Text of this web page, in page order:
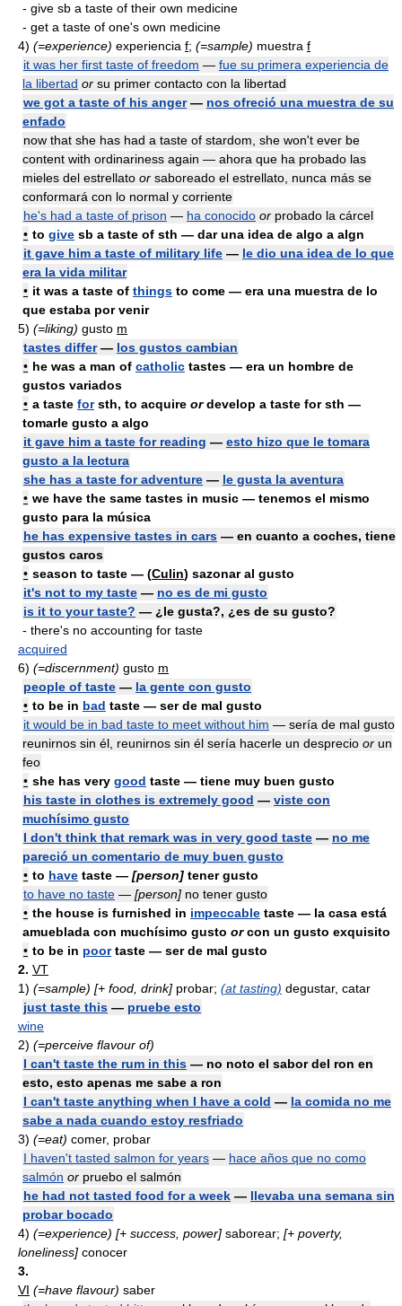
- give sb a taste of their own medicine
- get a taste of one's own medicine
4) (=experience) experiencia f; (=sample) muestra f
it was her first taste of freedom — fue su primera experiencia de
la libertad or su primer contacto con la libertad
we got a taste of his anger— nos ofreció una muestra de su
enfado
now that she has had a taste of stardom, she won't ever be
content with ordinariness again — ahora que ha probado las
mieles del estrellato or saboreado el estrellato, nunca más se
conformará con lo normal y corriente
he's had a taste of prison — ha conocido or probado la cárcel
• to give sb a taste of sth — dar una idea de algo a algn
it gave him a taste of military life — le dio una idea de lo que
era la vida militar
• it was a taste of things to come — era una muestra de lo
que estaba por venir
5) (=liking) gusto m
tastes differ— los gustos cambian
• he was a man of catholic tastes — era un hombre de
gustos variados
• a taste forsth, to acquire ordevelop a taste for sth —
tomarle gusto a algo
it gave him a taste for reading — esto hizo que le tomara
gusto a la lectura
she has a taste for adventure — le gusta la aventura
• we have the same tastes in music — tenemos el mismo
gusto para la música
he has expensive tastes in cars — en cuanto a coches, tiene
gustos caros
• season to taste — (Culin) sazonar al gusto
it's not to my taste — no es de mi gusto
is it to your taste? — ¿le gusta?, ¿es de su gusto?
- there's no accounting for taste
acquired
6) (=discernment) gusto m
people of taste — la gente con gusto
• to be in bad taste — ser de mal gusto
it would be in bad taste to meet without him — sería de mal gusto
reunirnos sin él, reunirnos sin él sería hacerle un desprecio or un
feo
• she has very good taste — tiene muy buen gusto
his taste in clothes is extremely good — viste con
muchísimo gusto
I don't think that remark was in very good taste — no me
pareció un comentario de muy buen gusto
• to have taste — [person] tener gusto
to have no taste — [person] no tener gusto
• the house is furnished in impeccable taste — la casa está
amueblada con muchísimo gusto orcon un gusto exquisito
• to be in poortaste — ser de mal gusto
2. VT
1) (=sample) [+ food, drink] probar; (at tasting) degustar, catar
just taste this — pruebe esto
wine
2) (=perceive flavour of)
I can't taste the rum in this — no noto el sabor del ron en
esto, esto apenas me sabe a ron
I can't taste anything when I have a cold — la comida no me
sabe a nada cuando estoy resfriado
3) (=eat) comer, probar
I haven't tasted salmon for years — hace años que no como
salmón or pruebo el salmón
he had not tasted food for a week — llevaba una semana sin
probar bocado
4) (=experience) [+ success, power] saborear; [+ poverty,
loneliness] conocer
3.
VI (=have flavour) saber